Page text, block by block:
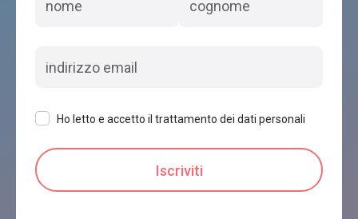
Ho letto e accetto il trattamento dei dati personali